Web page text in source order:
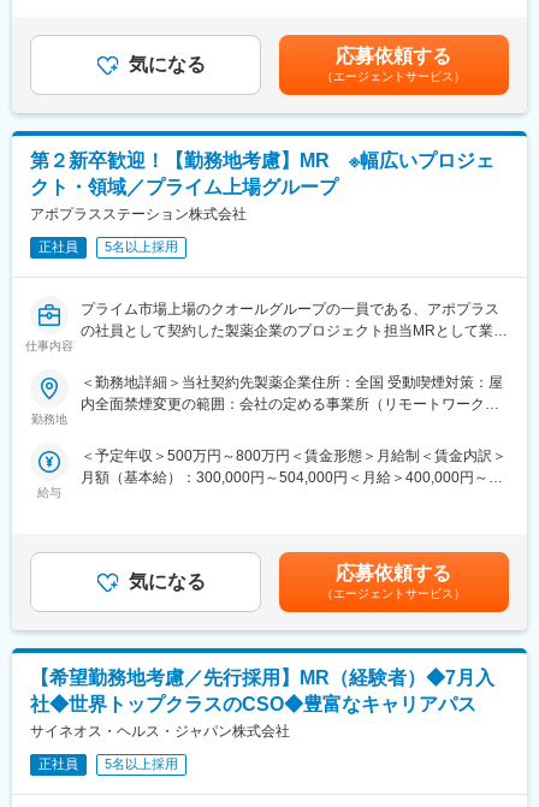
ーション推進のための研究会・勉強会の立ち上げ、講演会の企
画・運営 等
行採用オファーをお出しいたします
・再配属時は全国勤務が対象となります（希望勤務地は考慮いた
します）
・プロジェクトは先発医薬品のみならず、長期収載品・ジェネリ
・配属プロジェクトの検討は、入社確定後に順次、検討を開始さ
せていただきます
■当社について
・世界100以上の国と地域／8万人の社員が、医薬品の臨床開発～
関与しています
・日本においても業界トップシェアを誇り、常時100以上のPJが
■当社の魅力
析、マーケティングなど多角的にヘルスケアのプロフェッショナ
ル人材を育成する研修制度を整備しています。
・充実の待遇：同業他社の中でも平均給与の高さや日当の支給の
・豊富なキャリアップ・スキルアップの機会：ヘルスケア業界を
取り巻く環境変化に対し、当社はグローバルで培った様々なデー
タベース、ネットワークで多様なニーズにこたえるサービス展開
をしています。MRの現在のあり方だけでなく、プラスαの付加価
値が必要と捉え、従業員のキャリア開発、豊富なプロジェクトの
配属機会などが用意されています。
手当支給する。【補足】プロジェクト稼働手当(35,000円)、外勤
日当（1日1,500円／外勤3.5時間以上）■変動賞与制（6月・12
月・3月）※平均実績6ヶ月分■インセンティブ：3月（対象者）賃
金はあくまでも目安の金額であり、選考を通じて上下する可能性
があります。月給(月額)は固定手当を含めた表記です。
気になる 応募依頼する
（エージェントサービス）
第２新卒歓迎！【勤務地考慮】MR ※幅広いプロジェ
クト・領域／プライム上場グループ
アポプラスステーション株式会社
正社員 5名以上採用
仕事内容
プライム市場上場のクオールグループの一員である、アポプラス
の社員として契約した製薬企業のプロジェクト担当MRとして業務
ックメーカーなどプロジェクトは多岐に渡りますので、今までの
経験を活かせる環境が整っています。
■営業スタイル：担当エリアの医療機関（開業医、病院）を訪問し
用情報を収集を行っていただきます。
・新薬のプロモーション
※プロジェクトマネージャー（PM）、スーパーバイザー(SV)よ
り、日々の活動についてフォローを受けられる環境です。全国に
SVを配置し、素早くフォローができる体制をとっています。
■中途入社社員の年収例：
・入社3年目（MR経験者）28歳：642万（月給＋日当＋住宅手
当）
・入社5年目（MR経験者）33歳：712万（月給＋日当＋住宅手
■評価制度：
クライアント先の上司、当社PM・SVそれぞれが評価を定量、定
勤務地
＜勤務地詳細＞当社契約先製薬企業住所：全国 受動喫煙対策：屋
内全面禁煙変更の範囲：会社の定める事業所（リモートワーク含
給与
＜予定年収＞500万円～800万円＜賃金形態＞月給制＜賃金内訳＞
月額（基本給）：300,000円～504,000円＜月給＞400,000円～
す。※その他の手当は「待遇・福利厚生」欄をご参照ください。昇
給：年1回★頑張りに応じて年収UP★赴任先の評価次第で大幅に
年収をUPできます。（年2回業績給改定）賃金はあくまでも目安
の金額であり、選考を通じて上下する可能性があります。月給(月
額)は固定手当を含めた表記です。
気になる 応募依頼する
（エージェントサービス）
【希望勤務地考慮／先行採用】MR（経験者）◆7月入
社◆世界トップクラスのCSO◆豊富なキャリアパス
サイネオス・ヘルス・ジャパン株式会社
正社員 5名以上採用